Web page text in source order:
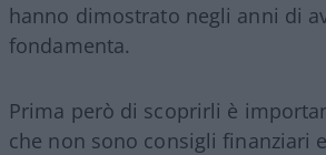
hanno dimostrato negli anni di
fondamenta.
Prima però di scoprirli è
che non sono consigli finanziari